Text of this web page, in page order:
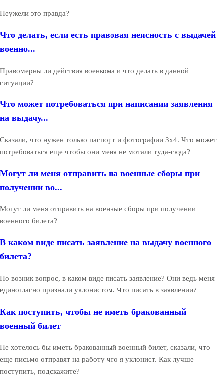
Неужели это правда?
Что делать, если есть правовая неясность с выдачей
военно...
Правомерны ли действия военкома и что делать в данной
ситуации?
Что может потребоваться при написании заявления
на выдачу...
Сказали, что нужен только паспорт и фотографии 3х4. Что может
потребоваться еще чтобы они меня не мотали туда-сюда?
Могут ли меня отправить на военные сборы при
получении во...
Могут ли меня отправить на военные сборы при получении
военного билета?
В каком виде писать заявление на выдачу военного
билета?
Но возник вопрос, в каком виде писать заявление? Они ведь меня
единогласно признали уклонистом. Что писать в заявлении?
Как поступить, чтобы не иметь бракованный
военный билет
Не хотелось бы иметь бракованный военный билет, сказали, что
еще письмо отправят на работу что я уклонист. Как лучше
поступить, подскажите?